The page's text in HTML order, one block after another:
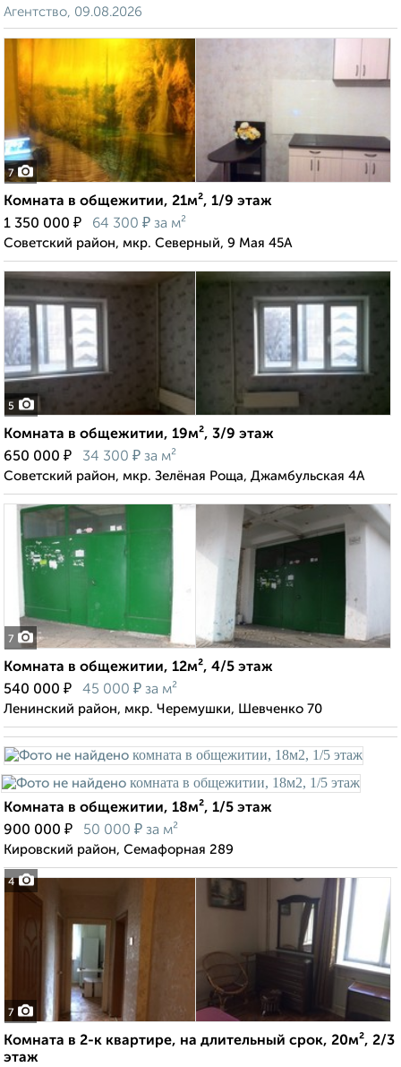
Агентство, 09.08.2026
7
Комната в общежитии, 21м², 1/9 этаж
1 350 000 ₽ 64 300 ₽ за м²
Советский район, мкр. Северный, 9 Мая 45А
5
Комната в общежитии, 19м², 3/9 этаж
650 000 ₽ 34 300 ₽ за м²
Советский район, мкр. Зелёная Роща, Джамбульская 4А
7
Комната в общежитии, 12м², 4/5 этаж
540 000 ₽ 45 000 ₽ за м²
Ленинский район, мкр. Черемушки, Шевченко 70
4
Комната в общежитии, 18м², 1/5 этаж
900 000 ₽ 50 000 ₽ за м²
Кировский район, Семафорная 289
7
Комната в 2-к квартире, на длительный срок, 20м², 2/3
этаж